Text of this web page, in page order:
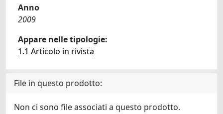
Anno
2009
Appare nelle tipologie:
1.1 Articolo in rivista
File in questo prodotto:
Non ci sono file associati a questo prodotto.